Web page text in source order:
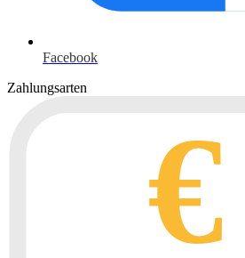
Facebook
Zahlungsarten